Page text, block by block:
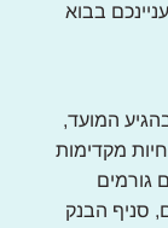
בבוא
המועד,
מקדימות
גורמים
סניף הבנק